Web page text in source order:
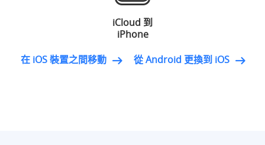
iCloud 到
iPhone
在 iOS 裝置之間移動
從 Android 更換到 iOS